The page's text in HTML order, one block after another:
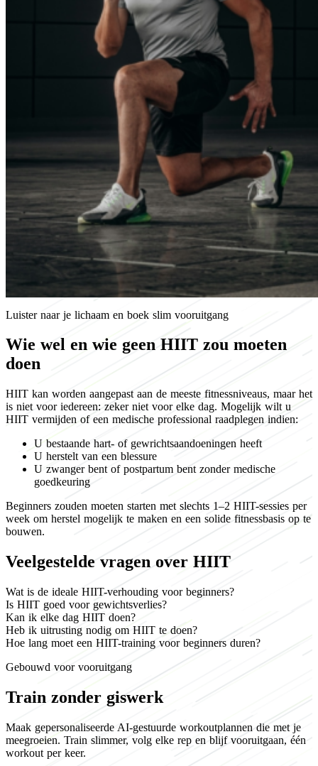
Luister naar je lichaam en boek slim vooruitgang
Wie wel en wie geen HIIT zou moeten
doen
HIIT kan worden aangepast aan de meeste fitnessniveaus, maar het
is niet voor iedereen: zeker niet voor elke dag. Mogelijk wilt u
HIIT vermijden of een medische professional raadplegen indien:
U bestaande hart- of gewrichtsaandoeningen heeft
U herstelt van een blessure
U zwanger bent of postpartum bent zonder medische
goedkeuring
Beginners zouden moeten starten met slechts 1–2 HIIT-sessies per
week om herstel mogelijk te maken en een solide fitnessbasis op te
bouwen.
Veelgestelde vragen over HIIT
Wat is de ideale HIIT-verhouding voor beginners?
Is HIIT goed voor gewichtsverlies?
Kan ik elke dag HIIT doen?
Heb ik uitrusting nodig om HIIT te doen?
Hoe lang moet een HIIT-training voor beginners duren?
Gebouwd voor vooruitgang
Train zonder giswerk
Maak gepersonaliseerde AI-gestuurde workoutplannen die met je
meegroeien. Train slimmer, volg elke rep en blijf vooruitgaan, één
workout per keer.